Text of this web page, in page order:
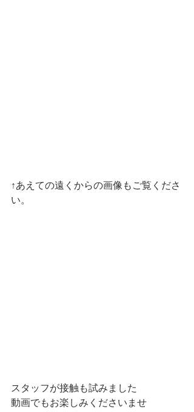
↑あえての遠くからの画像もご覧くださ
い。
スタッフが接触も試みました
動画でもお楽しみくださいませ